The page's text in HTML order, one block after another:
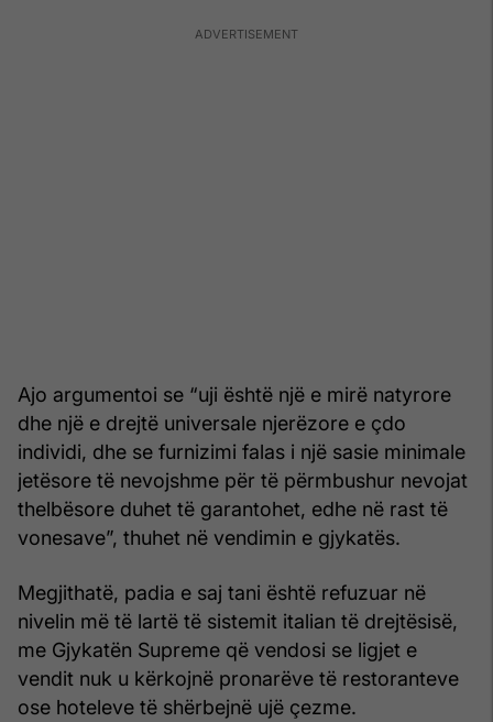
Ajo argumentoi se “uji është një e mirë natyrore
dhe një e drejtë universale njerëzore e çdo
individi, dhe se furnizimi falas i një sasie minimale
jetësore të nevojshme për të përmbushur nevojat
thelbësore duhet të garantohet, edhe në rast të
vonesave”, thuhet në vendimin e gjykatës.
Megjithatë, padia e saj tani është refuzuar në
nivelin më të lartë të sistemit italian të drejtësisë,
me Gjykatën Supreme që vendosi se ligjet e
vendit nuk u kërkojnë pronarëve të restoranteve
ose hoteleve të shërbejnë ujë çezme.